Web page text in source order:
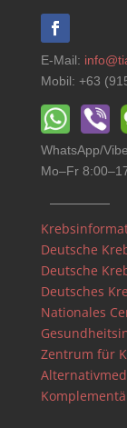
E-Mail:
Mobil: +63
WhatsApp/
Mo–Fr
Deutsche
Deutsche
Deutsches
Nationales
Zentrum für